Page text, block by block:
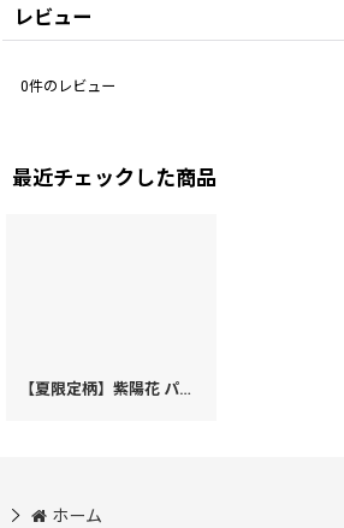
レビュー
0件のレビュー
最近チェックした商品
【夏限定柄】紫陽花 パーソナルホルダー［t］
ホーム